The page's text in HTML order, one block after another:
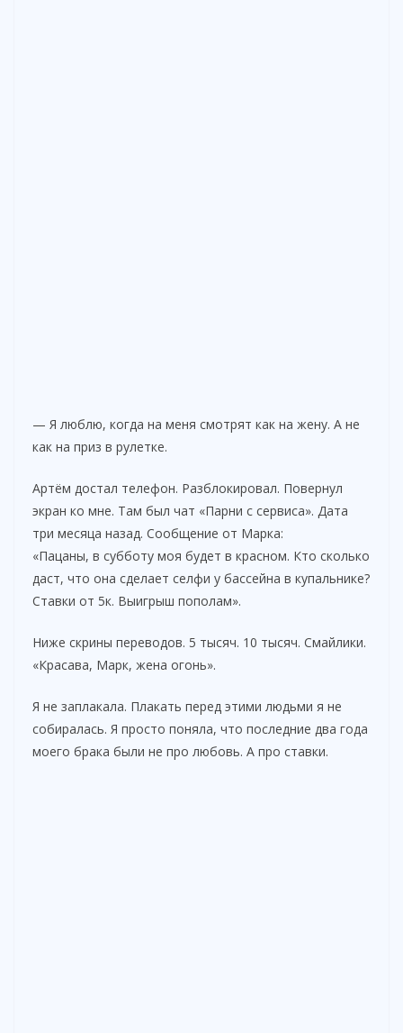
— Я люблю, когда на меня смотрят как на жену. А не
как на приз в рулетке.
Артём достал телефон. Разблокировал. Повернул
экран ко мне. Там был чат «Парни с сервиса». Дата
три месяца назад. Сообщение от Марка:
«Пацаны, в субботу моя будет в красном. Кто сколько
даст, что она сделает селфи у бассейна в купальнике?
Ставки от 5к. Выигрыш пополам».
Ниже скрины переводов. 5 тысяч. 10 тысяч. Смайлики.
«Красава, Марк, жена огонь».
Я не заплакала. Плакать перед этими людьми я не
собиралась. Я просто поняла, что последние два года
моего брака были не про любовь. А про ставки.